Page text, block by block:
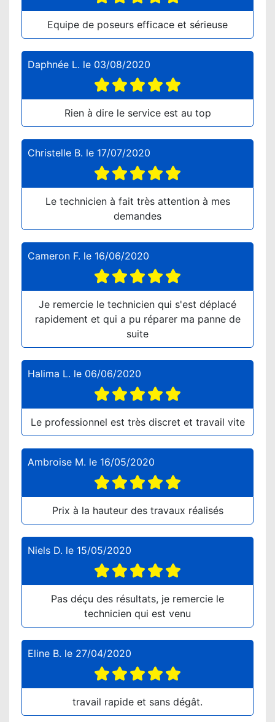
Equipe de poseurs efficace et sérieuse
Daphnée L. le 03/08/2020
Rien à dire le service est au top
Christelle B. le 17/07/2020
Le technicien à fait très attention à mes
demandes
Cameron F. le 16/06/2020
Je remercie le technicien qui s'est déplacé
rapidement et qui a pu réparer ma panne de
suite
Halima L. le 06/06/2020
Le professionnel est très discret et travail vite
Ambroise M. le 16/05/2020
Prix à la hauteur des travaux réalisés
Niels D. le 15/05/2020
Pas déçu des résultats, je remercie le
technicien qui est venu
Eline B. le 27/04/2020
travail rapide et sans dégât.